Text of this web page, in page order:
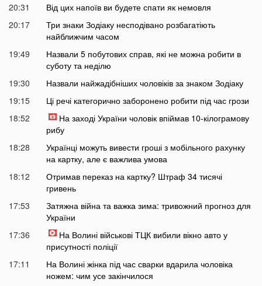
20:31
Від цих напоїв ви будете спати як немовля
20:17
Три знаки Зодіаку несподівано розбагатіють
найближчим часом
19:49
Назвали 5 побутових справ, які не можна робити в
суботу та неділю
19:30
Назвали найжадібніших чоловіків за знаком Зодіаку
19:15
Ці речі категорично заборонено робити під час грози
18:52
На заході України чоловік впіймав 10-кілограмову
рибу
18:28
Українці можуть вивести гроші з мобільного рахунку
на картку, але є важлива умова
18:12
Отримав переказ на картку? Штраф 34 тисячі
гривень
17:53
Затяжна війна та важка зима: тривожний прогноз для
України
17:36
На Волині військові ТЦК вибили вікно авто у
присутності поліції
17:11
На Волині жінка під час сварки вдарила чоловіка
ножем: чим усе закінчилося